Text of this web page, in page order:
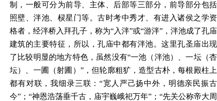
制，一般可分为前导、主体、后部等三部分，前导部分包括
照壁、泮池、棂星门等。古时考中秀才、有进入诸侯之学资
格者，经泮桥入拜孔子，称为“入泮”或“游泮”，泮池成了孔庙
建筑的主要特征，所以，孔庙中都有泮池。这里孔圣庙出现
了比较明显的地方特色，虽然没有“一池（泮池）、一坛（杏
坛）、一圃（射圃）”，但轮廓粗犷，造型古朴，每根殿柱上
都有对联，我细录三联：“宽人严己扬中外，明德亲民振古
今”；“神恩浩荡垂千古，庙宇巍峨祀万年”；“先关公称帝大周